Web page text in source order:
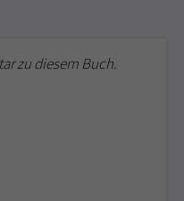
zu diesem Buch.